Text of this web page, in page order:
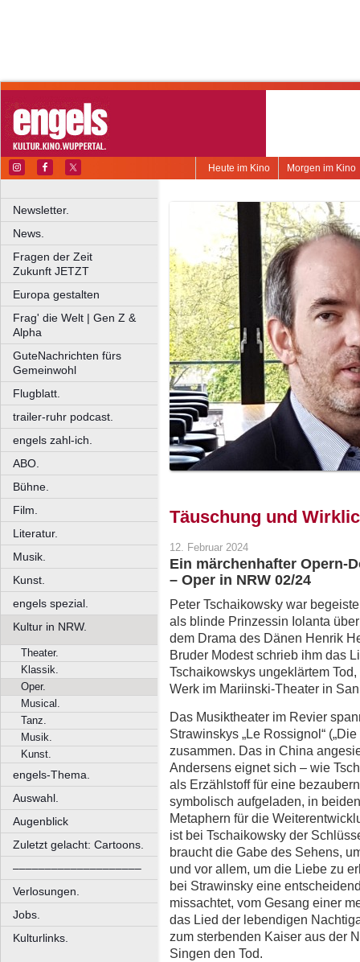
Morgen im Kino
Heute im Kino
Newsletter.
News.
Fragen der Zeit
Zukunft JETZT
Europa gestalten
Frag' die Welt | Gen Z &
Alpha
GuteNachrichten fürs
Gemeinwohl
Flugblatt.
trailer-ruhr podcast.
engels zahl-ich.
ABO.
Bühne.
Film.
Literatur.
Musik.
Kunst.
engels spezial.
Kultur in NRW.
Theater.
Klassik.
Oper.
Musical.
Tanz.
Musik.
Kunst.
engels-Thema.
Auswahl.
Augenblick
Zuletzt gelacht: Cartoons.
––––––––––––––––––––
Verlosungen.
Jobs.
Kulturlinks.
Täuschung und
12. Februar 2024
Ein märchenhafter Opern-
– Oper in NRW 02/24
Peter Tschaikowsky war
als blinde Prinzessin Iolanta
dem Drama des Dänen Henrik
Bruder Modest schrieb ihm das
Tschaikowskys ungeklärtem
Werk im Mariinski-Theater in
Das Musiktheater im Revier
Strawinskys „Le Rossignol“
zusammen. Das in China
Andersens eignet sich – wie
als Erzählstoff für eine
symbolisch aufgeladen, in
Metaphern für die
ist bei Tschaikowsky der
braucht die Gabe des Sehens,
und vor allem, um die Liebe zu
bei Strawinsky eine
missachtet, vom Gesang einer
das Lied der lebendigen
zum sterbenden Kaiser aus der
Singen den Tod.